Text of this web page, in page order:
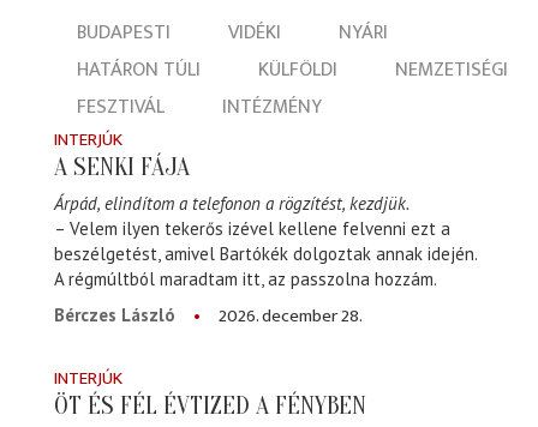
BUDAPESTI VIDÉKI
NYÁRI
HATÁRON TÚLI
KÜLFÖLDI
NEMZETISÉGI
FESZTIVÁL
INTÉZMÉNY
INTERJÚK
A SENKI FÁJA
Árpád, elindítom a telefonon a rögzítést, kezdjük.
– Velem ilyen tekerős izével kellene felvenni ezt a
beszélgetést, amivel Bartókék dolgoztak annak idején.
A régmúltból maradtam itt, az passzolna hozzám.
Bérczes László
2026. december 28.
INTERJÚK
ÖT ÉS FÉL ÉVTIZED A FÉNYBEN